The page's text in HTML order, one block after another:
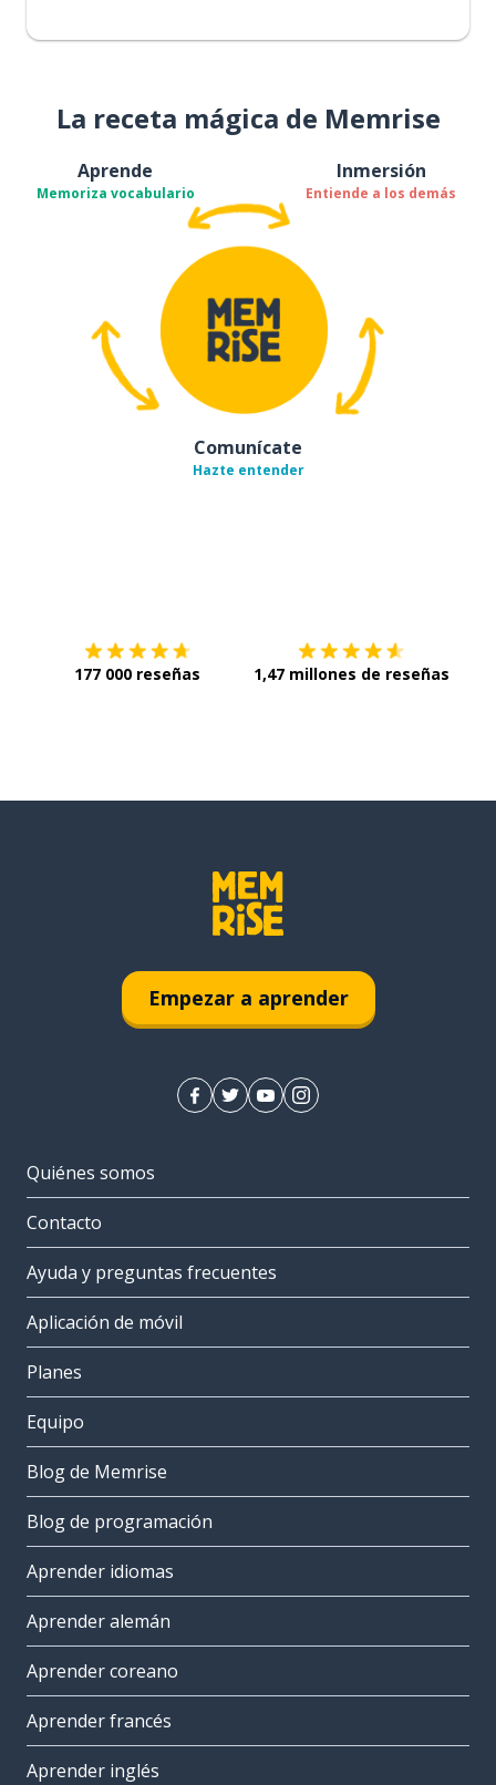
La receta mágica de Memrise
Aprende
Memoriza vocabulario
Inmersión
Entiende a los demás
Comunícate
Hazte entender
177 000 reseñas 1,47 millones de reseñas
Empezar a aprender
Quiénes somos
Contacto
Ayuda y preguntas frecuentes
Aplicación de móvil
Planes
Equipo
Blog de Memrise
Blog de programación
Aprender idiomas
Aprender alemán
Aprender coreano
Aprender francés
Aprender inglés